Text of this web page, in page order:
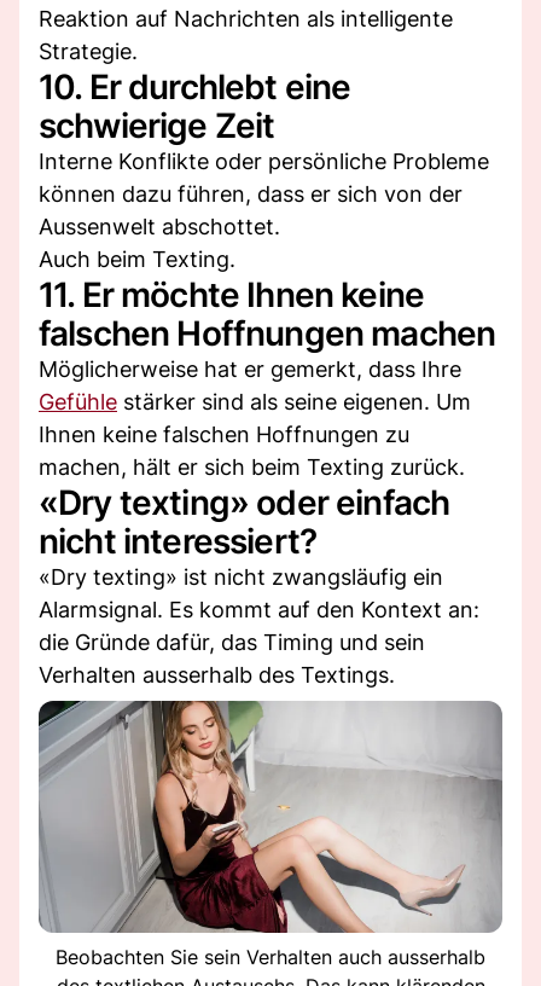
Reaktion auf Nachrichten als intelligente
Strategie.
10. Er durchlebt eine
schwierige Zeit
Interne Konflikte oder persönliche Probleme
können dazu führen, dass er sich von der
Aussenwelt abschottet.
Auch beim Texting.
11. Er möchte Ihnen keine
falschen Hoffnungen machen
Möglicherweise hat er gemerkt, dass Ihre
Gefühle stärker sind als seine eigenen. Um
Ihnen keine falschen Hoffnungen zu
machen, hält er sich beim Texting zurück.
«Dry texting» oder einfach
nicht interessiert?
«Dry texting» ist nicht zwangsläufig ein
Alarmsignal. Es kommt auf den Kontext an:
die Gründe dafür, das Timing und sein
Verhalten ausserhalb des Textings.
Beobachten Sie sein Verhalten auch ausserhalb